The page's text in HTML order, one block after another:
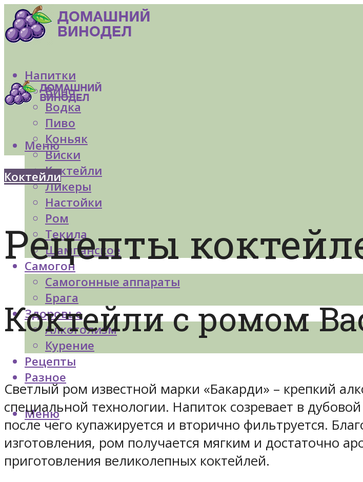
Напитки
Вино
Водка
Пиво
Коньяк
Виски
Коктейли
Ликеры
Настойки
Ром
Текила
Шампанское
Самогон
Самогонные аппараты
Брага
Здоровье
Алкоголизм
Курение
Рецепты
Разное
Меню
Меню
Коктейли
Рецепты
Коктейли с ромом
Светлый ром известной марки «Бакарди» – крепкий
специальной технологии. Напиток созревает в
после чего купажируется и вторично фильтруется.
изготовления, ром получается мягким и достаточно
приготовления великолепных коктейлей.